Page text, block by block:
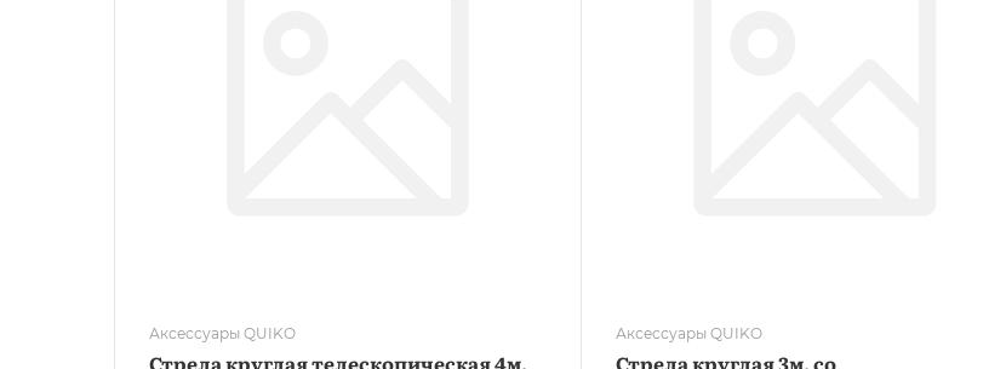
Аксессуары QUIKO
Стрела круглая телескопическая 4м,
Аксессуары QUIKO
Стрела круглая 3м, со